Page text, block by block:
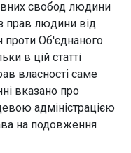
свобод людини
прав людини від
проти Об'єднаного
в цій статті
власності саме
вказано про
адміністрацією
на подовження